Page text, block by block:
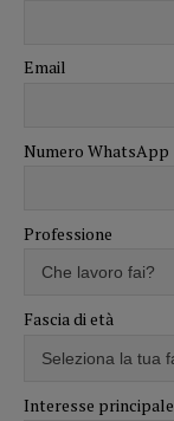
Email
Numero WhatsApp
Professione
Fascia di età
Interesse principale